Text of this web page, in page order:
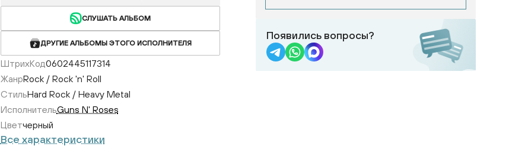
СЛУШАТЬ АЛЬБОМ
ДРУГИЕ АЛЬБОМЫ ЭТОГО ИСПОЛНИТЕЛЯ
ШтрихКод0602445117314
ЖанрRock / Rock 'n' Roll
СтильHard Rock / Heavy Metal
ИсполнительGuns N' Roses
Цветчерный
Все характеристики
Появились вопросы?